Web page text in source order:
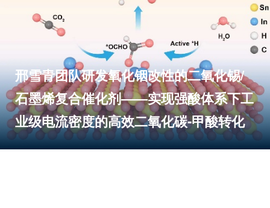
邢雪青团队研发氧化铟改性的二氧化锡/
石墨烯复合催化剂——实现强酸体系下工
业级电流密度的高效二氧化碳-甲酸转化